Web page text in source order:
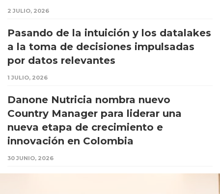
2 JULIO, 2026
Pasando de la intuición y los datalakes
a la toma de decisiones impulsadas
por datos relevantes
1 JULIO, 2026
Danone Nutricia nombra nuevo
Country Manager para liderar una
nueva etapa de crecimiento e
innovación en Colombia
30 JUNIO, 2026